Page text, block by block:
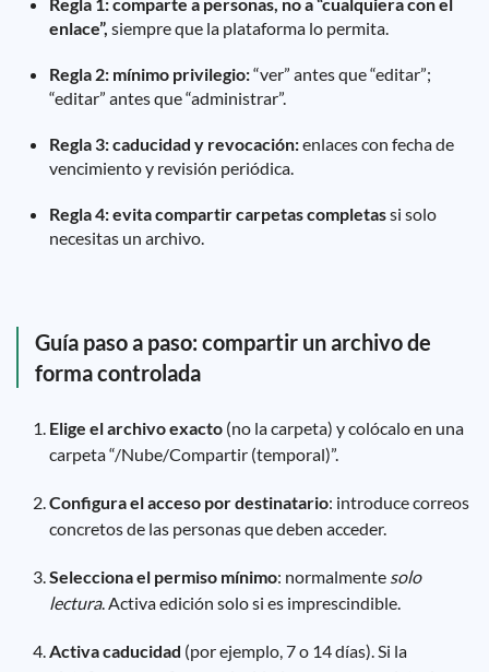
enlace”, siempre que la plataforma lo permita.
Regla 2: mínimo privilegio:“ver” antes que “editar”;
“editar” antes que “administrar”.
Regla 3: caducidad y revocación:enlaces con fecha de
vencimiento y revisión periódica.
Regla 4: evita compartir carpetas completassi solo
necesitas un archivo.
Guía paso a paso: compartir un archivo de
forma controlada
Elige el archivo exacto (no la carpeta) y colócalo en una
carpeta “/Nube/Compartir (temporal)”.
Configura el acceso por destinatario: introduce correos
concretos de las personas que deben acceder.
Selecciona el permiso mínimo: normalmente solo
lectura. Activa edición solo si es imprescindible.
Activa caducidad (por ejemplo, 7 o 14 días). Si la